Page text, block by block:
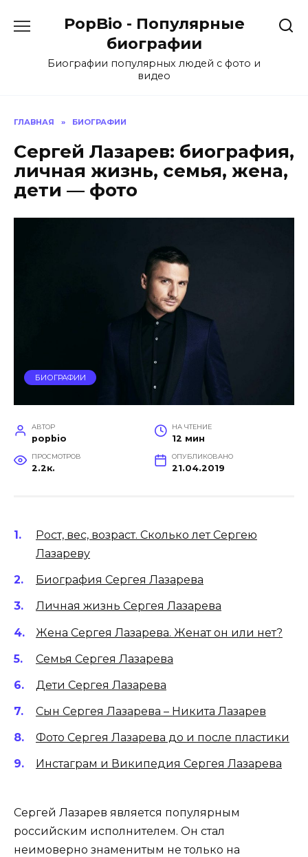
PopBio - Популярные
биографии
Биографии популярных людей с фото и
видео
ГЛАВНАЯ » БИОГРАФИИ
Сергей Лазарев: биография,
личная жизнь, семья, жена,
дети — фото
БИОГРАФИИ
АВТОР
popbio
НА ЧТЕНИЕ
12 мин
ПРОСМОТРОВ
2.2к.
ОПУБЛИКОВАНО
21.04.2019
Рост, вес, возраст. Сколько лет Сергею
Лазареву
Биография Сергея Лазарева
Личная жизнь Сергея Лазарева
Жена Сергея Лазарева. Женат он или нет?
Семья Сергея Лазарева
Дети Сергея Лазарева
Сын Сергея Лазарева – Никита Лазарев
Фото Сергея Лазарева до и после пластики
Инстаграм и Википедия Сергея Лазарева
Сергей Лазарев является популярным
российским исполнителем. Он стал
неимоверно знаменитым не только на